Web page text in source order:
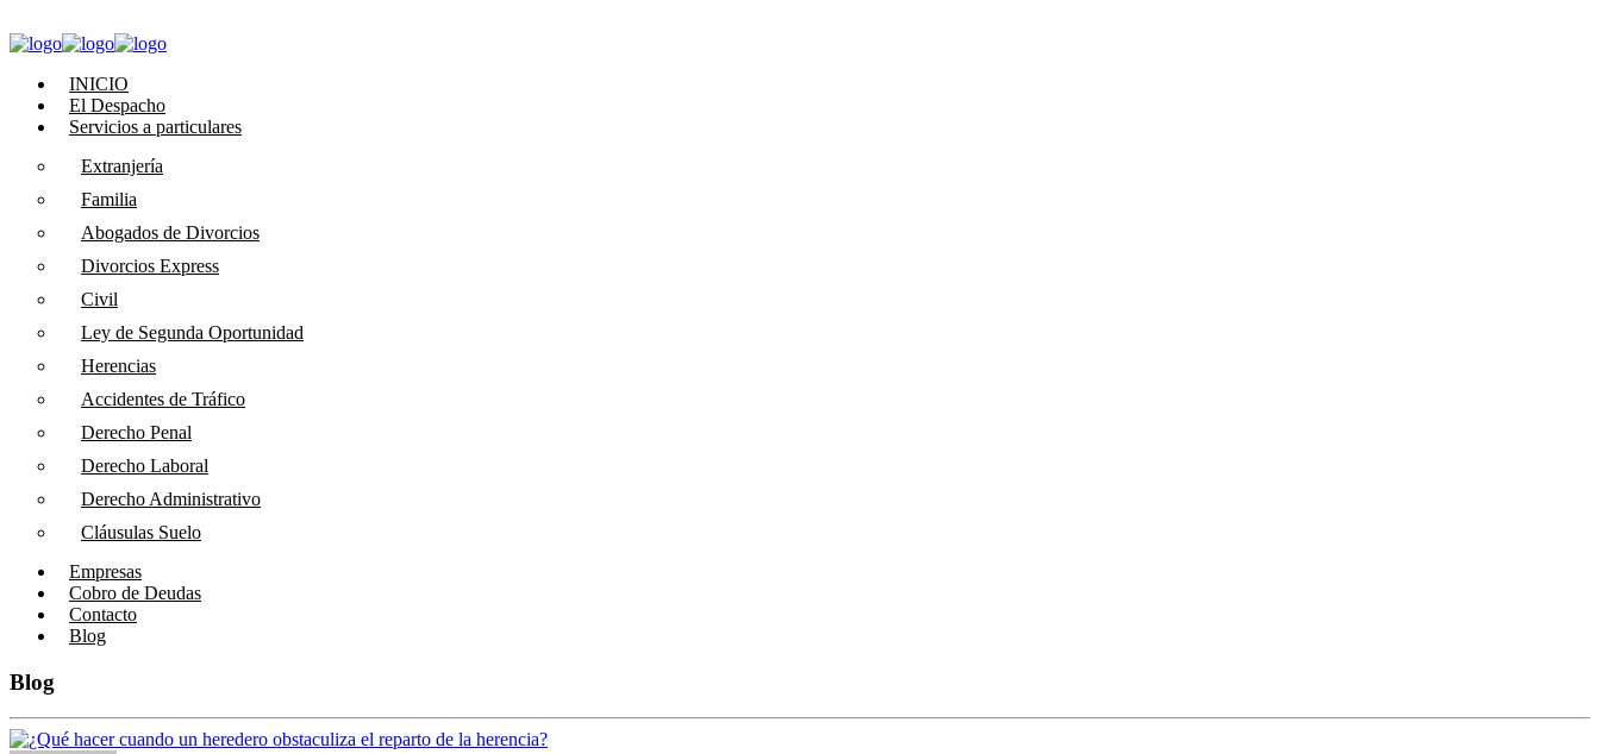
INICIO
El Despacho
Servicios a particulares
Extranjería
Familia
Abogados de Divorcios
Divorcios Express
Civil
Ley de Segunda Oportunidad
Herencias
Accidentes de Tráfico
Derecho Penal
Derecho Laboral
Derecho Administrativo
Cláusulas Suelo
Empresas
Cobro de Deudas
Contacto
Blog
Blog